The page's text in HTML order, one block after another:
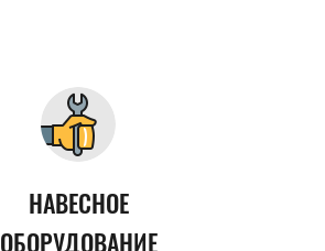
НАВЕСНОЕ
ОБОРУДОВАНИЕ